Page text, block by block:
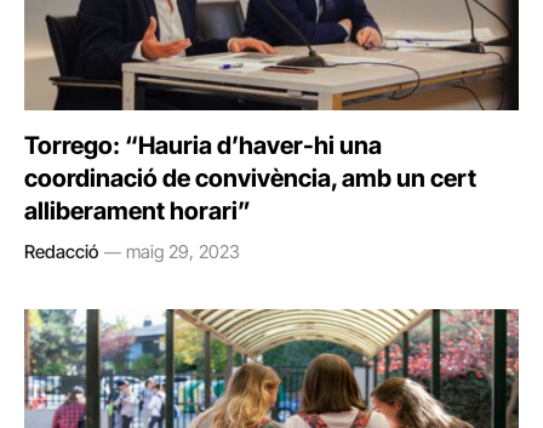
Torrego: “Hauria d’haver-hi una
coordinació de convivència, amb un cert
alliberament horari”
Redacció maig 29, 2023